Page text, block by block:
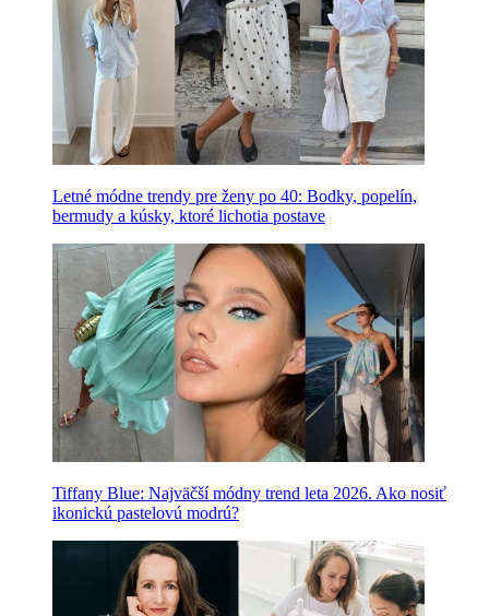
Letné módne trendy pre ženy po 40: Bodky, popelín,
bermudy a kúsky, ktoré lichotia postave
Tiffany Blue: Najväčší módny trend leta 2026. Ako nosiť
ikonickú pastelovú modrú?